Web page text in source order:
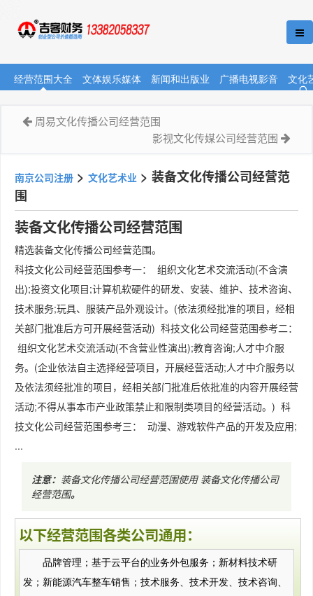
经营范围大全 文体娱乐媒体 新闻和出版业 广播电视影音 文化
周易文化传播公司经营范围
影视文化传媒公司经营范围
南京公司注册 > 文化艺术业 > 装备文化传播公司经营范
围
装备文化传播公司经营范围
精选装备文化传播公司经营范围。
科技文化公司经营范围参考一： 组织文化艺术交流活动(不含演
出);投资文化项目;计算机软硬件的研发、安装、维护、技术咨询、
技术服务;玩具、服装产品外观设计。(依法须经批准的项目，经相
关部门批准后方可开展经营活动) 科技文化公司经营范围参考二：
组织文化艺术交流活动(不含营业性演出);教育咨询;人才中介服
务。(企业依法自主选择经营项目，开展经营活动;人才中介服务以
及依法须经批准的项目，经相关部门批准后依批准的内容开展经营
活动;不得从事本市产业政策禁止和限制类项目的经营活动。) 科
技文化公司经营范围参考三： 动漫、游戏软件产品的开发及应用;
...
注意： 装备文化传播公司经营范围使用 装备文化传播公司
经营范围。
以下经营范围各类公司通用：
品牌管理；基于云平台的业务外包服务；新材料技术研
发；新能源汽车整车销售；技术服务、技术开发、技术咨询、